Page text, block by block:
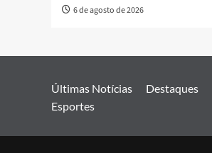
6 de agosto de 2026
Últimas Notícias Destaques
Esportes